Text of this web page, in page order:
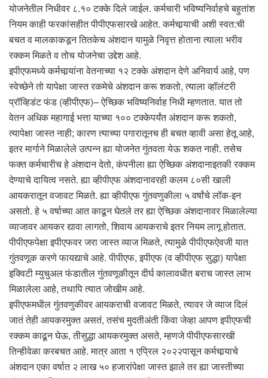
योजनेतील निधीवर ८.१० टक्के दिले जाईल. कर्मचारी भविष्यनिर्वाहचे बहुतांश
नियम काही फरकांसहीत पीपीएफसारखे आहेत. कर्मचार्‍याची अशी स्वत:ची
बचत व मालकाकडून तितकेच अंशदान यामुळे निवृत्त होताना त्याला भरीव
रक्कम मिळते व तोच योजनेचा उद्देश आहे.
इपीएफमध्ये कर्मचार्‍यांना वेतनाच्या १२ टक्के अंशदान देणे अनिवार्य आहे, पण
स्वेच्छेने तो यापेक्षा जास्त रकमेचे अंशदान करू शकतो, त्याला व्हॉलंटरी
प्रॉव्हिडंट फंड (व्हीपीएफ)– ऐच्छिक भविष्यनिर्वाह निधी म्हणतात. यात तो
वेतन अधिक महागाई भत्ता याच्या १०० टक्केपर्यंत अंशदान करू शकतो,
त्यापेक्षा जास्त नाही; कारण त्याच्या पगारातूनच ही बचत व्हावी असा हेतू आहे,
इतर मार्गाने मिळालेले उत्पन्न ह्या योजनेत गुंतवता येऊ शकत नाही. तसेच
फक्त कर्मचारीच हे अंशदान देतो, कंपनीला ह्या ऐच्छिक अंशदानाइतकी रक्कम
देण्याचे दायित्व नसते. ह्या व्हीपीएफ अंशदानावरही कलम ८०सी खाली
आयकरातून वजावट मिळते. ह्या व्हीपीएफ गुंतवणुकीला ५ वर्षांचे लॉक-इन
असतो. हे ५ वर्षाच्या आत काढून घेतले तर ह्या ऐच्छिक अंशदानावर मिळालेल्या
व्याजावर आयकर द्यावा लागतो, शिवाय आयकराचे इतर नियम लागू होतात.
पीपीएफपेक्षा इपीएफवर जरा जास्त व्याज मिळते, त्यामुळे पीपीएफऐवजी यात
गुंतवणूक करणे फायद्याचे आहे. पीपीएफ, इपीएफ (व व्हीपीएफ सुद्धा) यापेक्षा
इक्विटी म्युचुअल फंडातील गुंतवणूकीतून दीर्घ कालावधीत बराच जास्त लाभ
मिळालेला आहे, तथापि त्यात जोखीम आहे.
इपीएफमधील गुंतवणुकीवर आयकराची वजावट मिळते, त्यावर जे व्याज दिलं
जातं तेही आयकरमुक्त असतं, तसंच मुदतीअंती किंवा जेव्हा आपण इपीएफची
रक्कम काढून घेऊ, तीसुद्धा आयकरमुक्त असते, म्हणजे पीपीएफसारखी
तिन्हीवेळा करबचत आहे. मात्र आता १ एप्रिल २०२२पासून कर्मचार्‍याचे
अंशदान एका वर्षात २ लाख ५० हजारांपेक्षा जास्त झाले तर ह्या जास्तीच्या